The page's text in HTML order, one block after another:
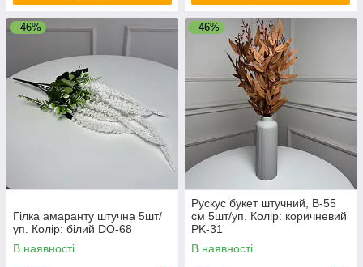
–46%
Гілка амаранту штучна 5шт/
уп. Колір: білий DO-68
В наявності
–46%
Рускус букет штучний, В-55
см 5шт/уп. Колір: коричневий
PK-31
В наявності